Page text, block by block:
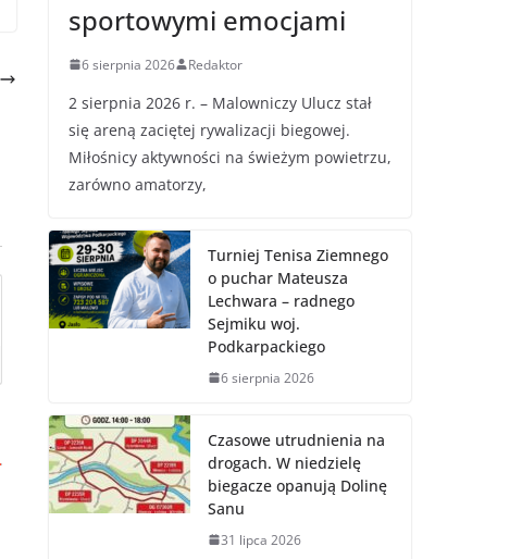
sportowymi emocjami
6 sierpnia 2026 Redaktor
2 sierpnia 2026 r. – Malowniczy Ulucz stał
się areną zaciętej rywalizacji biegowej.
Miłośnicy aktywności na świeżym powietrzu,
zarówno amatorzy,
Turniej Tenisa Ziemnego
o puchar Mateusza
Lechwara – radnego
Sejmiku woj.
Podkarpackiego
6 sierpnia 2026
Czasowe utrudnienia na
drogach. W niedzielę
biegacze opanują Dolinę
Sanu
31 lipca 2026